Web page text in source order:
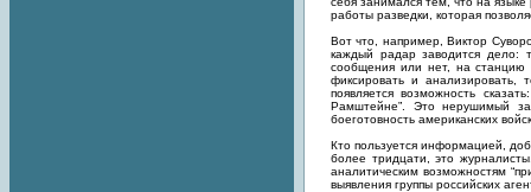
работы разведки, которая
Вот что, например, Виктор
каждый радар заводится дело:
сообщения или нет, на станцию
фиксировать и анализировать,
появляется возможность
Рамштейне”. Это нерушимый
боеготовность американских
Кто пользуется информацией,
более тридцати, это
аналитическим возможностям
выявления группы российских